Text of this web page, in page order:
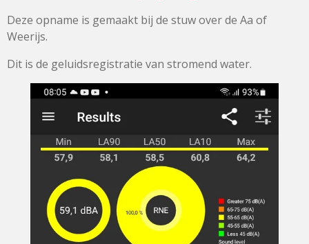
Deze opname is gemaakt bij de stuw over de Aa of
Weerijs.
Dit is de geluidsregistratie van stromend water.